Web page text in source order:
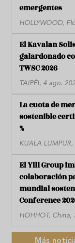
emergentes
HOLLYWOOD,
El Kavalan
galardonado
TWSC 2026
TAIPÉI, 4 ago.
La cuota de
sostenible
%
KUALA
El Yili Group
colaboración
mundial
Conference
HOHHOT,
Más